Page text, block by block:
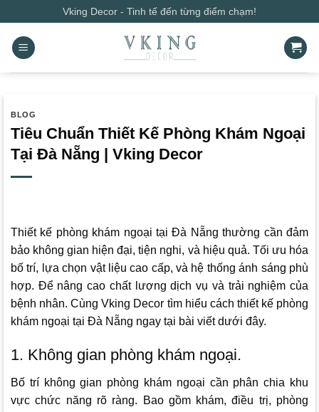
qua
nội
dung
Vking Decor - Tinh tế đến từng điểm chạm!
BLOG
Tiêu Chuẩn Thiết Kế Phòng Khám Ngoại
Tại Đà Nẵng | Vking Decor
Thiết kế phòng khám ngoại tại Đà Nẵng thường cần đảm
bảo không gian hiện đại, tiện nghi, và hiệu quả. Tối ưu hóa
bố trí, lựa chọn vật liệu cao cấp, và hệ thống ánh sáng phù
hợp. Để nâng cao chất lượng dịch vụ và trải nghiệm của
bệnh nhân.CùngVking Decor tìm hiểu cách thiết kế phòng
khám ngoại tại Đà Nẵng ngay tại bài viết dưới đây.
1. Không gian phòng khám ngoại.
Bố trí không gian phòng khám ngoại cần phân chia khu
vực chức năng rõ ràng. Bao gồm khám, điều trị, phòng